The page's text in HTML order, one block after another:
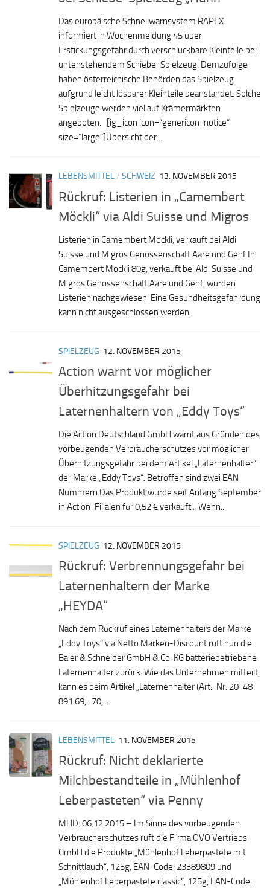
Das europäische Schnellwarnsystem RAPEX
informiert in Wochenmeldung 45 über
Erstickungsgefahr durch verschluckbare Kleinteile bei
untenstehendem Schiebe-Spielzeug. Demzufolge
haben österreichische Behörden das Spielzeug
aufgrund leicht lösbarer Kleinteile beanstandet. Solche
Spielzeuge werden viel auf Krämermärkten
angeboten. [ig_icon icon=“genericon-notice“
size=“large“]Übersicht der...
LEBENSMITTEL/ SCHWEIZ 13. NOVEMBER 2015
Rückruf: Listerien in „Camembert
Möckli“ via Aldi Suisse und Migros
Listerien in Camembert Möckli, verkauft bei Aldi
Suisse und Migros Genossenschaft Aare und Genf In
Camembert Möckli 80g, verkauft bei Aldi Suisse und
Migros Genossenschaft Aare und Genf, wurden
Listerien nachgewiesen. Eine Gesundheitsgefährdung
kann nicht ausgeschlossen werden.
SPIELZEUG 12. NOVEMBER 2015
Action warnt vor möglicher
Überhitzungsgefahr bei
Laternenhaltern von „Eddy Toys“
Die Action Deutschland GmbH warnt aus Gründen des
vorbeugenden Verbraucherschutzes vor möglicher
Überhitzungsgefahr bei dem Artikel „Laternenhalter“
der Marke „Eddy Toys“. Betroffen sind zwei EAN
Nummern Das Produkt wurde seit Anfang September
in Action-Filialen für 0,52 € verkauft . Wenn...
SPIELZEUG 12. NOVEMBER 2015
Rückruf: Verbrennungsgefahr bei
Laternenhaltern der Marke
„HEYDA“
Nach dem Rückruf eines Laternenhalters der Marke
„Eddy Toys“ via Netto Marken-Discount ruft nun die
Baier & Schneider GmbH & Co. KG batteriebetriebene
Laternenhalter zurück. Wie das Unternehmen mitteilt,
kann es beim Artikel „Laternenhalter (Art.-Nr. 20-48
891 69, ..70,...
LEBENSMITTEL 11. NOVEMBER 2015
Rückruf: Nicht deklarierte
Milchbestandteile in „Mühlenhof
Leberpasteten“ via Penny
MHD: 06.12.2015 – Im Sinne des vorbeugenden
Verbraucherschutzes ruft die Firma OVO Vertriebs
GmbH die Produkte „Mühlenhof Leberpastete mit
Schnittlauch“, 125g, EAN-Code: 23389809 und
„Mühlenhof Leberpastete classic“, 125g, EAN-Code: